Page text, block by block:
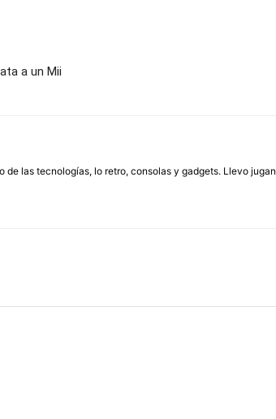
a un Mii
de las tecnologías, lo retro, consolas y gadgets. Llevo